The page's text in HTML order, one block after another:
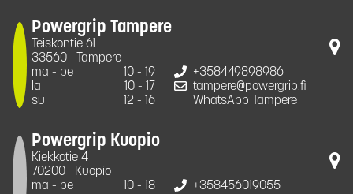
Powergrip Tampere
Teiskontie 61
33560
Tampere
ma - pe
10 - 19
la
10 - 17
su
12 - 16
+358449898986
tampere@powergrip.fi
WhatsApp Tampere
Powergrip Kuopio
Kiekkotie 4
70200
Kuopio
ma - pe
10 - 18
+358456019055